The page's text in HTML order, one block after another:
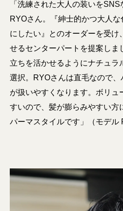
「洗練された大人の装いを
RYOさん。『紳士的かつ大人
にしたい』とのオーダーを受け
せるセンターパートを提案しま
立ちを活かせるようにナチュラ
選択。RYOさんは直毛なので
が扱いやすくなります。ボリュ
すいので、髪が膨らみやすい方
パーマスタイルです」（モデル